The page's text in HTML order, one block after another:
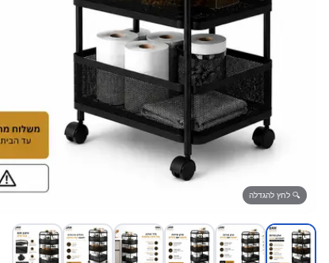
🔍 לחץ להגדלה